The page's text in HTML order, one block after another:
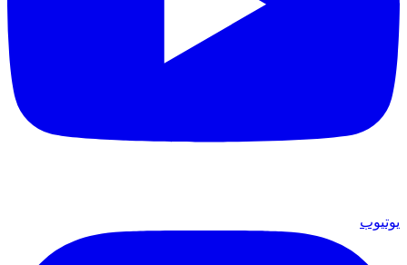
يوتيوب